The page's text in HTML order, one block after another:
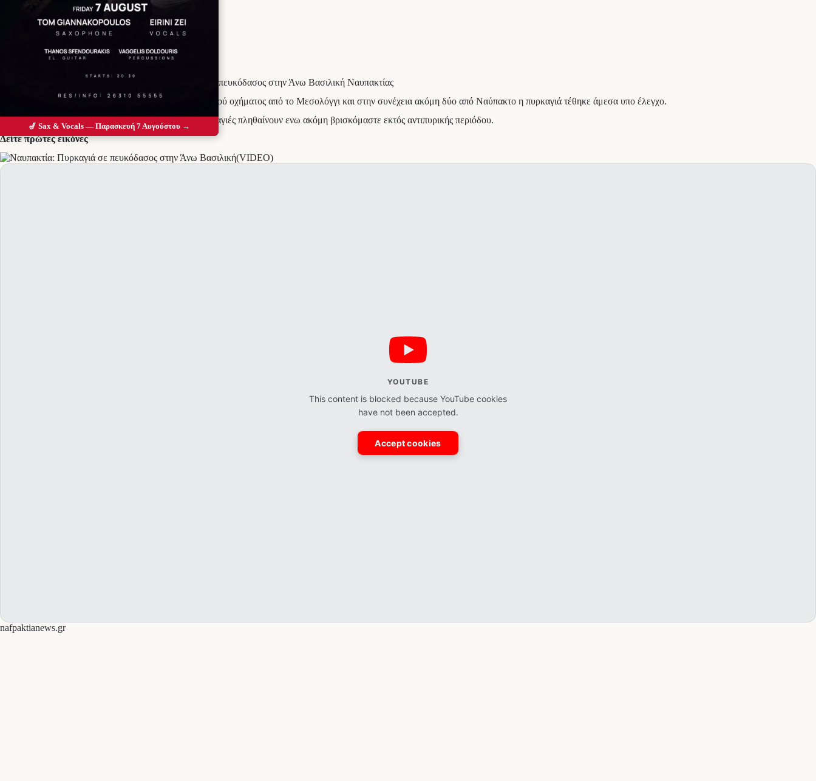
προτιμώμενη πηγή στο Google
Πυρκαγιά εκδηλώθηκε από άγνωστη αιτία, πριν λίγο σε πευκόδασος στην Άνω Βασιλική Ναυπακτίας
Με την άμεση παρέμβαση της αρχικά ενός πυροσβεστικού οχήματος από το Μεσολόγγι και στην συνέχεια ακόμη δύο από Ναύπακτο η πυρκαγιά τέθηκε άμεσα υπο έλεγχο.
Όμως είναι ανησυχητικό καθώς τα περιστατικά με πυρκαγιές πληθαίνουν ενω ακόμη βρισκόμαστε εκτός αντιπυρικής περιόδου.
Δείτε πρώτες εικόνες
YOUTUBE
This content is blocked because YouTube cookies
have not been accepted.
Accept cookies
nafpaktianews.gr
🎷 Sax & Vocals — Παρασκευή 7 Αυγούστου →